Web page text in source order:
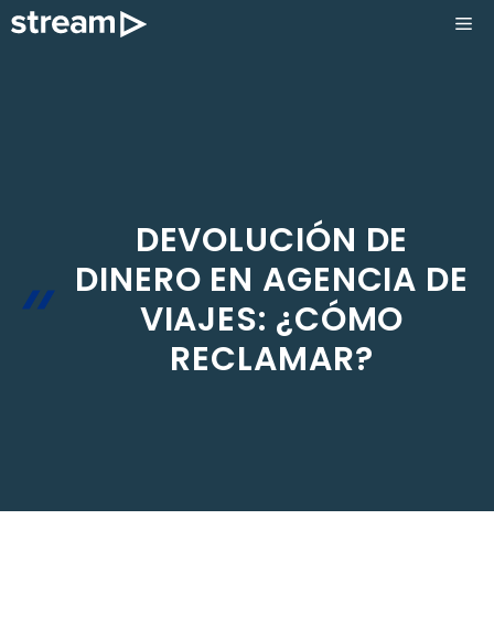
Saltar
DEVOLUCIÓN DE
DINERO EN AGENCIA DE
VIAJES: ¿CÓMO
RECLAMAR?